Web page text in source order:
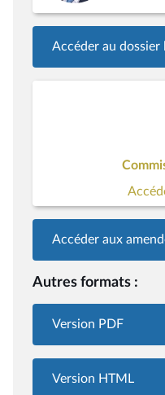
Accéder au dossier
Accéder aux
Autres formats :
Version PDF
Version HTML